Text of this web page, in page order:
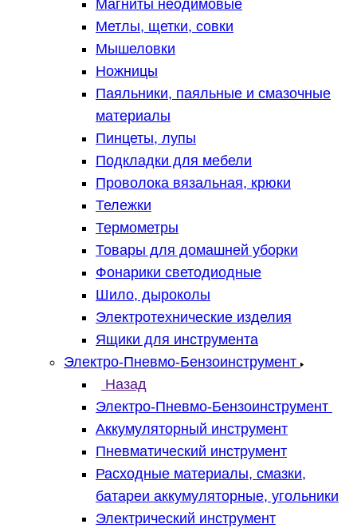
Магниты неодимовые
Метлы, щетки, совки
Мышеловки
Ножницы
Паяльники, паяльные и смазочные
материалы
Пинцеты, лупы
Подкладки для мебели
Проволока вязальная, крюки
Тележки
Термометры
Товары для домашней уборки
Фонарики светодиодные
Шило, дыроколы
Электротехнические изделия
Ящики для инструмента
Электро-Пневмо-Бензоинструмент
Назад
Электро-Пневмо-Бензоинструмент
Аккумуляторный инструмент
Пневматический инструмент
Расходные материалы, смазки,
батареи аккумуляторные, угольники
Электрический инструмент